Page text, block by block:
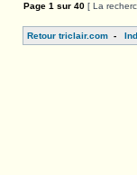
Page 1 sur 40 [ La
Retour triclair.com -